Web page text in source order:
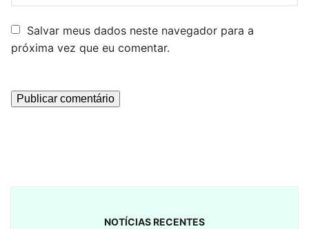
Salvar meus dados neste navegador para a
próxima vez que eu comentar.
NOTÍCIAS RECENTES